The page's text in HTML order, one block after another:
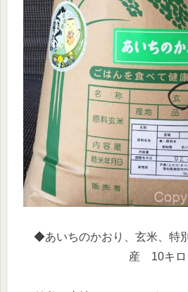
◆あいちのかおり、玄米、特
産 10キロ